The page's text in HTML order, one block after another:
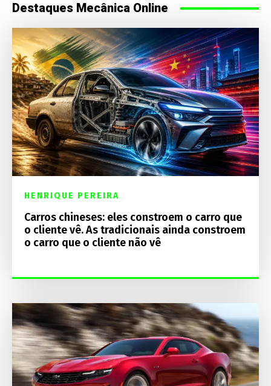
Destaques Mecânica Online
HENRIQUE PEREIRA
Carros chineses: eles constroem o carro que
o cliente vê. As tradicionais ainda constroem
o carro que o cliente não vê